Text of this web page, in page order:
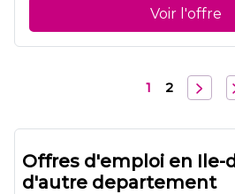
Voir l'offre
1 2
Offres d'emploi en Ile-
d'autre departement